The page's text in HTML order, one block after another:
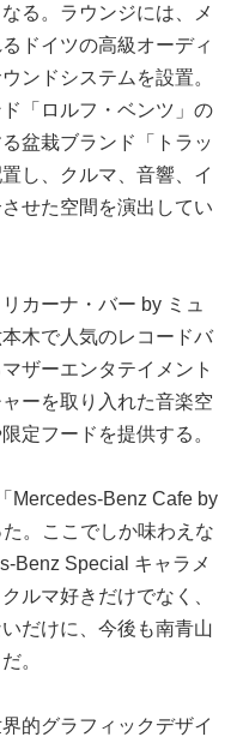
る。ラウンジには、メ
ドイツの高級オーディ
ンドシステムを設置。
「ロルフ・ベンツ」の
盆栽ブランド「トラッ
し、クルマ、音響、イ
せた空間を演出してい
カーナ・バー by ミュ
木で人気のレコードバ
ザーエンタテイメント
ーを取り入れた音楽空
定フードを提供する。
Mercedes-Benz Cafe by
た。ここでしか味わえな
Benz Special キャラメ
ルマ好きだけでなく、
だけに、今後も南青山
。
的グラフィックデザイ